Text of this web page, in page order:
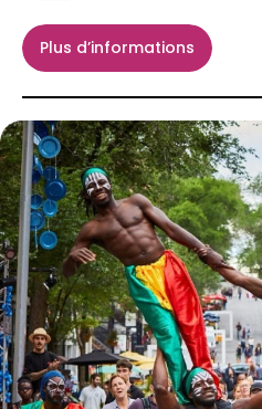
Plus d’informations